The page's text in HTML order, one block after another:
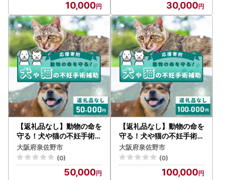
10,000 30,000
【返礼品なし】動物の命を
守る！犬や猫の不妊手術補
助 応援寄附（大阪府泉佐
野市）
大阪府泉佐野市
(0)
50,000
【返礼品なし】動物の命を
守る！犬や猫の不妊手術補
助 応援寄附（大阪府泉佐
野市）
大阪府泉佐野市
(0)
100,000